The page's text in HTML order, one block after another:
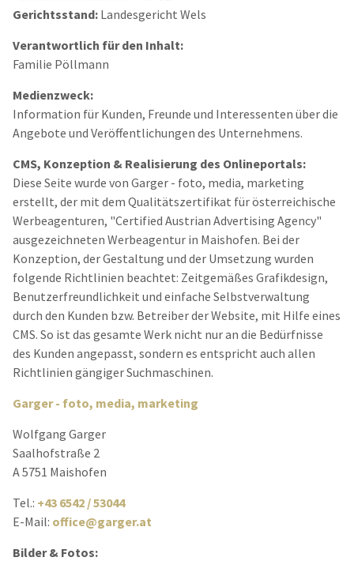
Gerichtsstand: Landesgericht Wels
Verantwortlich für den Inhalt:
Familie Pöllmann
Medienzweck:
Information für Kunden, Freunde und Interessenten über die
Angebote und Veröffentlichungen des Unternehmens.
CMS, Konzeption & Realisierung des Onlineportals:
Diese Seite wurde von Garger - foto, media, marketing
erstellt, der mit dem Qualitätszertifikat für österreichische
Werbeagenturen, "Certified Austrian Advertising Agency"
ausgezeichneten Werbeagentur in Maishofen. Bei der
Konzeption, der Gestaltung und der Umsetzung wurden
folgende Richtlinien beachtet: Zeitgemäßes Grafikdesign,
Benutzerfreundlichkeit und einfache Selbstverwaltung
durch den Kunden bzw. Betreiber der Website, mit Hilfe eines
CMS. So ist das gesamte Werk nicht nur an die Bedürfnisse
des Kunden angepasst, sondern es entspricht auch allen
Richtlinien gängiger Suchmaschinen.
Garger - foto, media, marketing
Wolfgang Garger
Saalhofstraße 2
A 5751 Maishofen
Tel.: +43 6542 / 53044
E-Mail: office@garger.at
Bilder & Fotos: